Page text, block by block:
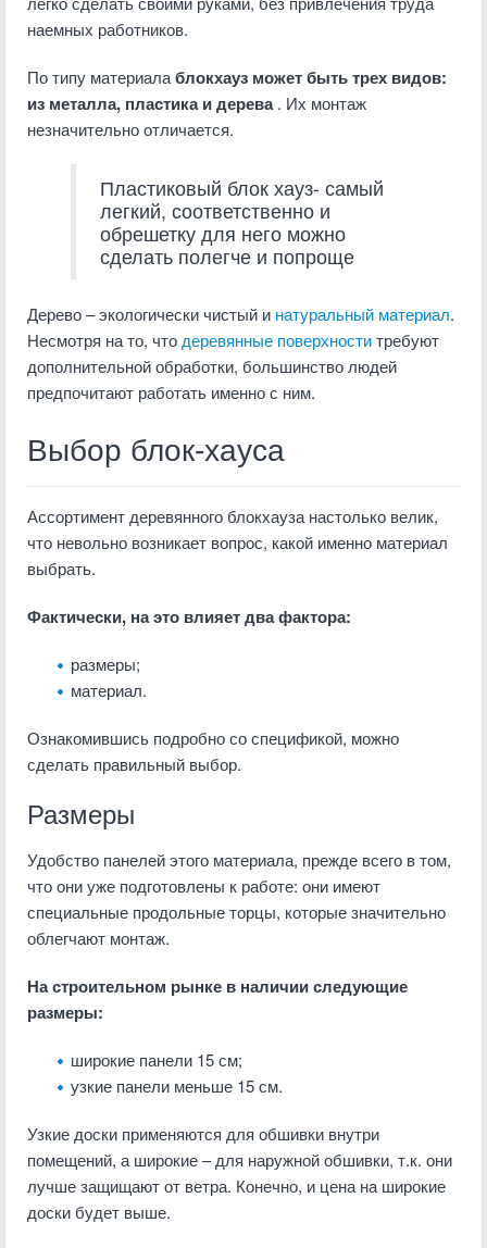
наемных работников.
По типу материалаблокхауз может быть трех видов:
из металла, пластика и дерева. Их монтаж
незначительно отличается.
Пластиковый блок хауз- самый
легкий, соответственно и
обрешетку для него можно
сделать полегче и попроще
Дерево – экологически чистый и натуральный материал.
Несмотря на то, что деревянные поверхноститребуют
дополнительной обработки, большинство людей
предпочитают работать именно с ним.
Выбор блок-хауса
Ассортимент деревянного блокхауза настолько велик,
что невольно возникает вопрос, какой именно материал
выбрать.
Фактически, на это влияет два фактора:
размеры;
материал.
Ознакомившись подробно со спецификой, можно
сделать правильный выбор.
Размеры
Удобство панелей этого материала, прежде всего в том,
что они уже подготовлены к работе: они имеют
специальные продольные торцы, которые значительно
облегчают монтаж.
На строительном рынке в наличии следующие
размеры:
широкие панели 15 см;
узкие панели меньше 15 см.
Узкие доски применяются для обшивки внутри
помещений, а широкие – для наружной обшивки, т.к. они
лучше защищают от ветра. Конечно, и цена на широкие
доски будет выше.